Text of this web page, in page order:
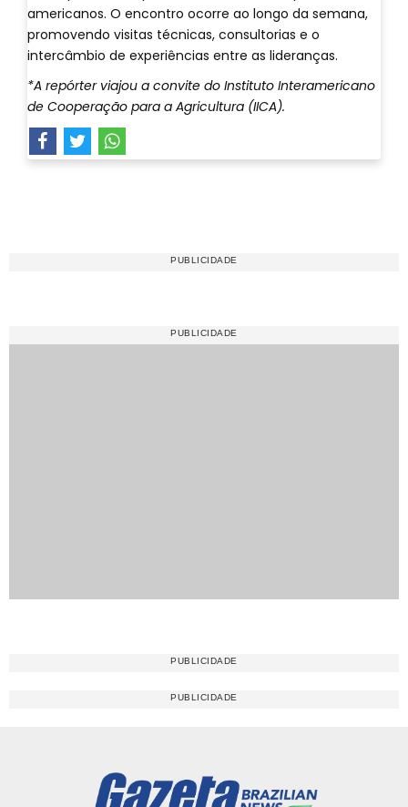
americanos. O encontro ocorre ao longo da semana,
promovendo visitas técnicas, consultorias e o
intercâmbio de experiências entre as lideranças.
*A repórter viajou a convite do Instituto Interamericano
de Cooperação para a Agricultura (IICA).